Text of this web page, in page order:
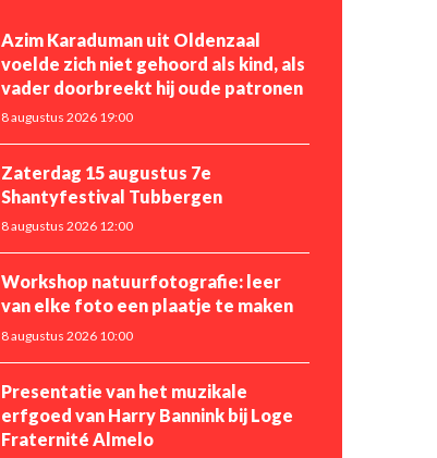
Azim Karaduman uit Oldenzaal
voelde zich niet gehoord als kind, als
vader doorbreekt hij oude patronen
8 augustus 2026 19:00
Zaterdag 15 augustus 7e
Shantyfestival Tubbergen
8 augustus 2026 12:00
Workshop natuurfotografie: leer
van elke foto een plaatje te maken
8 augustus 2026 10:00
Presentatie van het muzikale
erfgoed van Harry Bannink bij Loge
Fraternité Almelo